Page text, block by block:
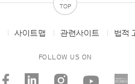
TOP
사이트맵 관련사이트 법적
FOLLOW US ON
facebook
linked_in